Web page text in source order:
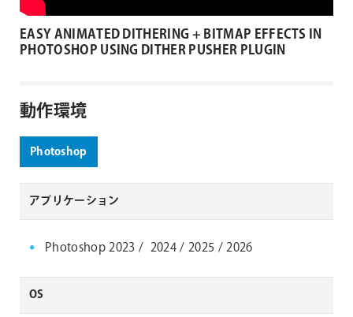
EASY ANIMATED DITHERING + BITMAP EFFECTS IN
PHOTOSHOP USING DITHER PUSHER PLUGIN
動作環境
Photoshop
アプリケーション
Photoshop 2023 / 2024 / 2025 / 2026
OS